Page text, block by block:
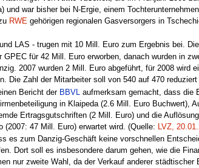
und war bisher bei N-Ergie, einem
RWE gehörigen regionalen Gasversorgers in
LAS - trugen mit 10 Mill. Euro zum Ergebnis bei.
GPEC für 42 Mill. Euro erworben, danach wurden in
2007 wurden 2 Mill. Euro abgeführt, für 2008
Die Zahl der Mitarbeiter soll von 540 auf 470
Bericht der BBVL
aufmerksam gemacht, dass die
in Klaipeda (2.6 Mill. Euro Buchwert),
Ertragsgutschriften (2 Mill. Euro) und die
47 Mill. Euro) erwartet wird. (Quelle:
LVZ,
es zum Danzig-Geschäft keine vorschnellen
Dort soll es insbesondere darum gehen, wie die
nur zweite Wahl, da der Verkauf anderer